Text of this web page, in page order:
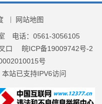
网站地图
电话：0561-3056105
口
皖ICP备19009742号-2
号
本站已支持IPV6访问